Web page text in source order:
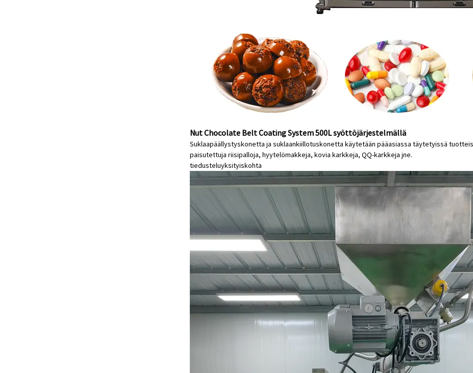
Nut Chocolate Belt Coating System 500L syöttöjärjestelmällä
Suklaapäällystyskonetta ja suklaankiillotuskonetta käytetään pääasiassa täytetyissä
paisutettuja riisipalloja, hyytelömakkeja, kovia karkkeja, QQ-karkkeja jne.
tiedusteluyksityiskohta